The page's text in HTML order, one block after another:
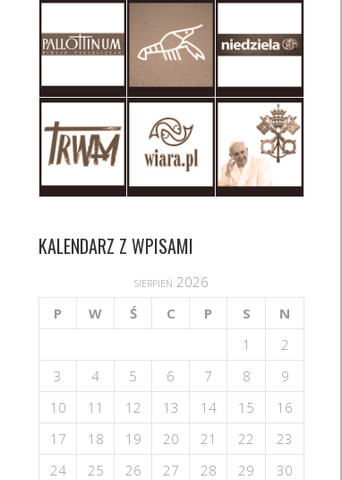
KALENDARZ Z WPISAMI
sierpień 2026
P
W Ś C P S N
1
2
3
4 5 6 7 8
9
10
11 12 13 14 15
16
17
18 19 20 21 22
23
24
25 26 27 28 29
30